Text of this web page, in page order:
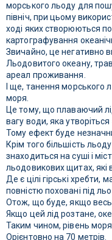
морського льоду для
північ, при цьому
ході яких створюються
картографування
Звичайно, це негативно
Льодовитого океану,
ареал проживання.
І ще, танення морського
моря.
Це тому, що плаваючий
вагу води, яка утворіться
Тому ефект буде
Крім того більшість
знаходиться на суші і
льодовикових щитах, які
Де є цілі гірські
повністю поховані під
Отож, що буде, якщо весь
Якщо цей лід розтане,
Таким чином, рівень моря
Орієнтовно на 70 метрів.